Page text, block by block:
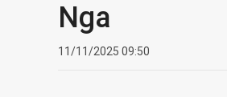
Nga
11/11/2025 09:50